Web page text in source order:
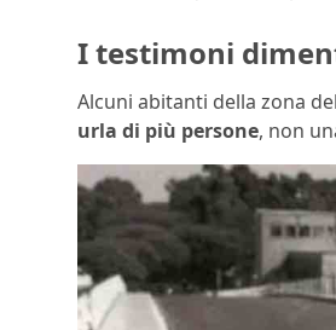
I testimoni
Alcuni abitanti della zona
urla di più persone, non